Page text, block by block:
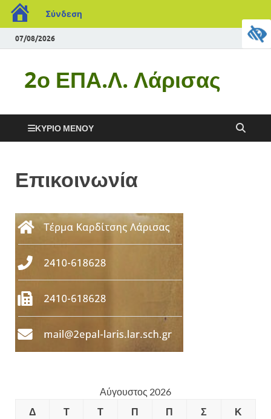
Σύνδεση
07/08/2026
2ο ΕΠΑ.Λ. Λάρισας
ΚΎΡΙΟ ΜΕΝΟΎ
Επικοινωνία
Αύγουστος 2026
Δ
Τ Τ Π Π Σ Κ